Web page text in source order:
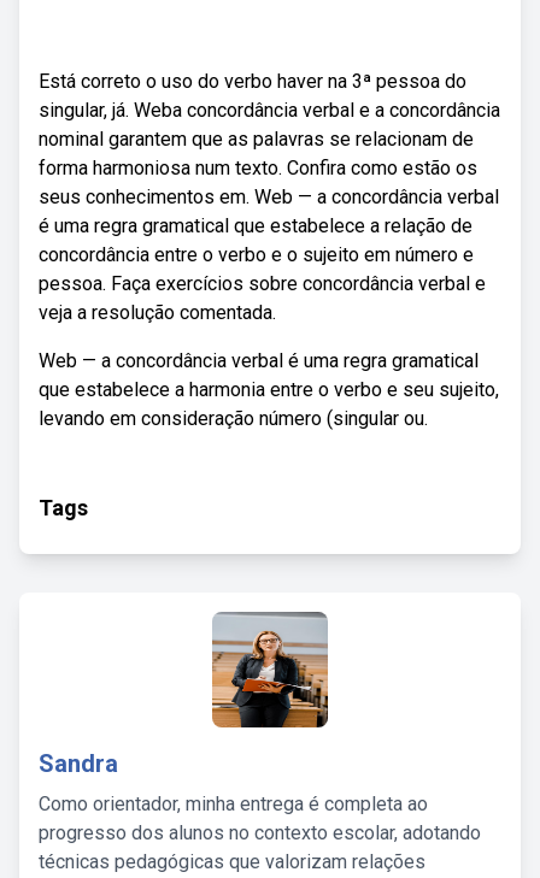
Está correto o uso do verbo haver na 3ª pessoa do
singular, já. Weba concordância verbal e a concordância
nominal garantem que as palavras se relacionam de
forma harmoniosa num texto. Confira como estão os
seus conhecimentos em. Web — a concordância verbal
é uma regra gramatical que estabelece a relação de
concordância entre o verbo e o sujeito em número e
pessoa. Faça exercícios sobre concordância verbal e
veja a resolução comentada.
Web — a concordância verbal é uma regra gramatical
que estabelece a harmonia entre o verbo e seu sujeito,
levando em consideração número (singular ou.
Tags
Sandra
Como orientador, minha entrega é completa ao
progresso dos alunos no contexto escolar, adotando
técnicas pedagógicas que valorizam relações